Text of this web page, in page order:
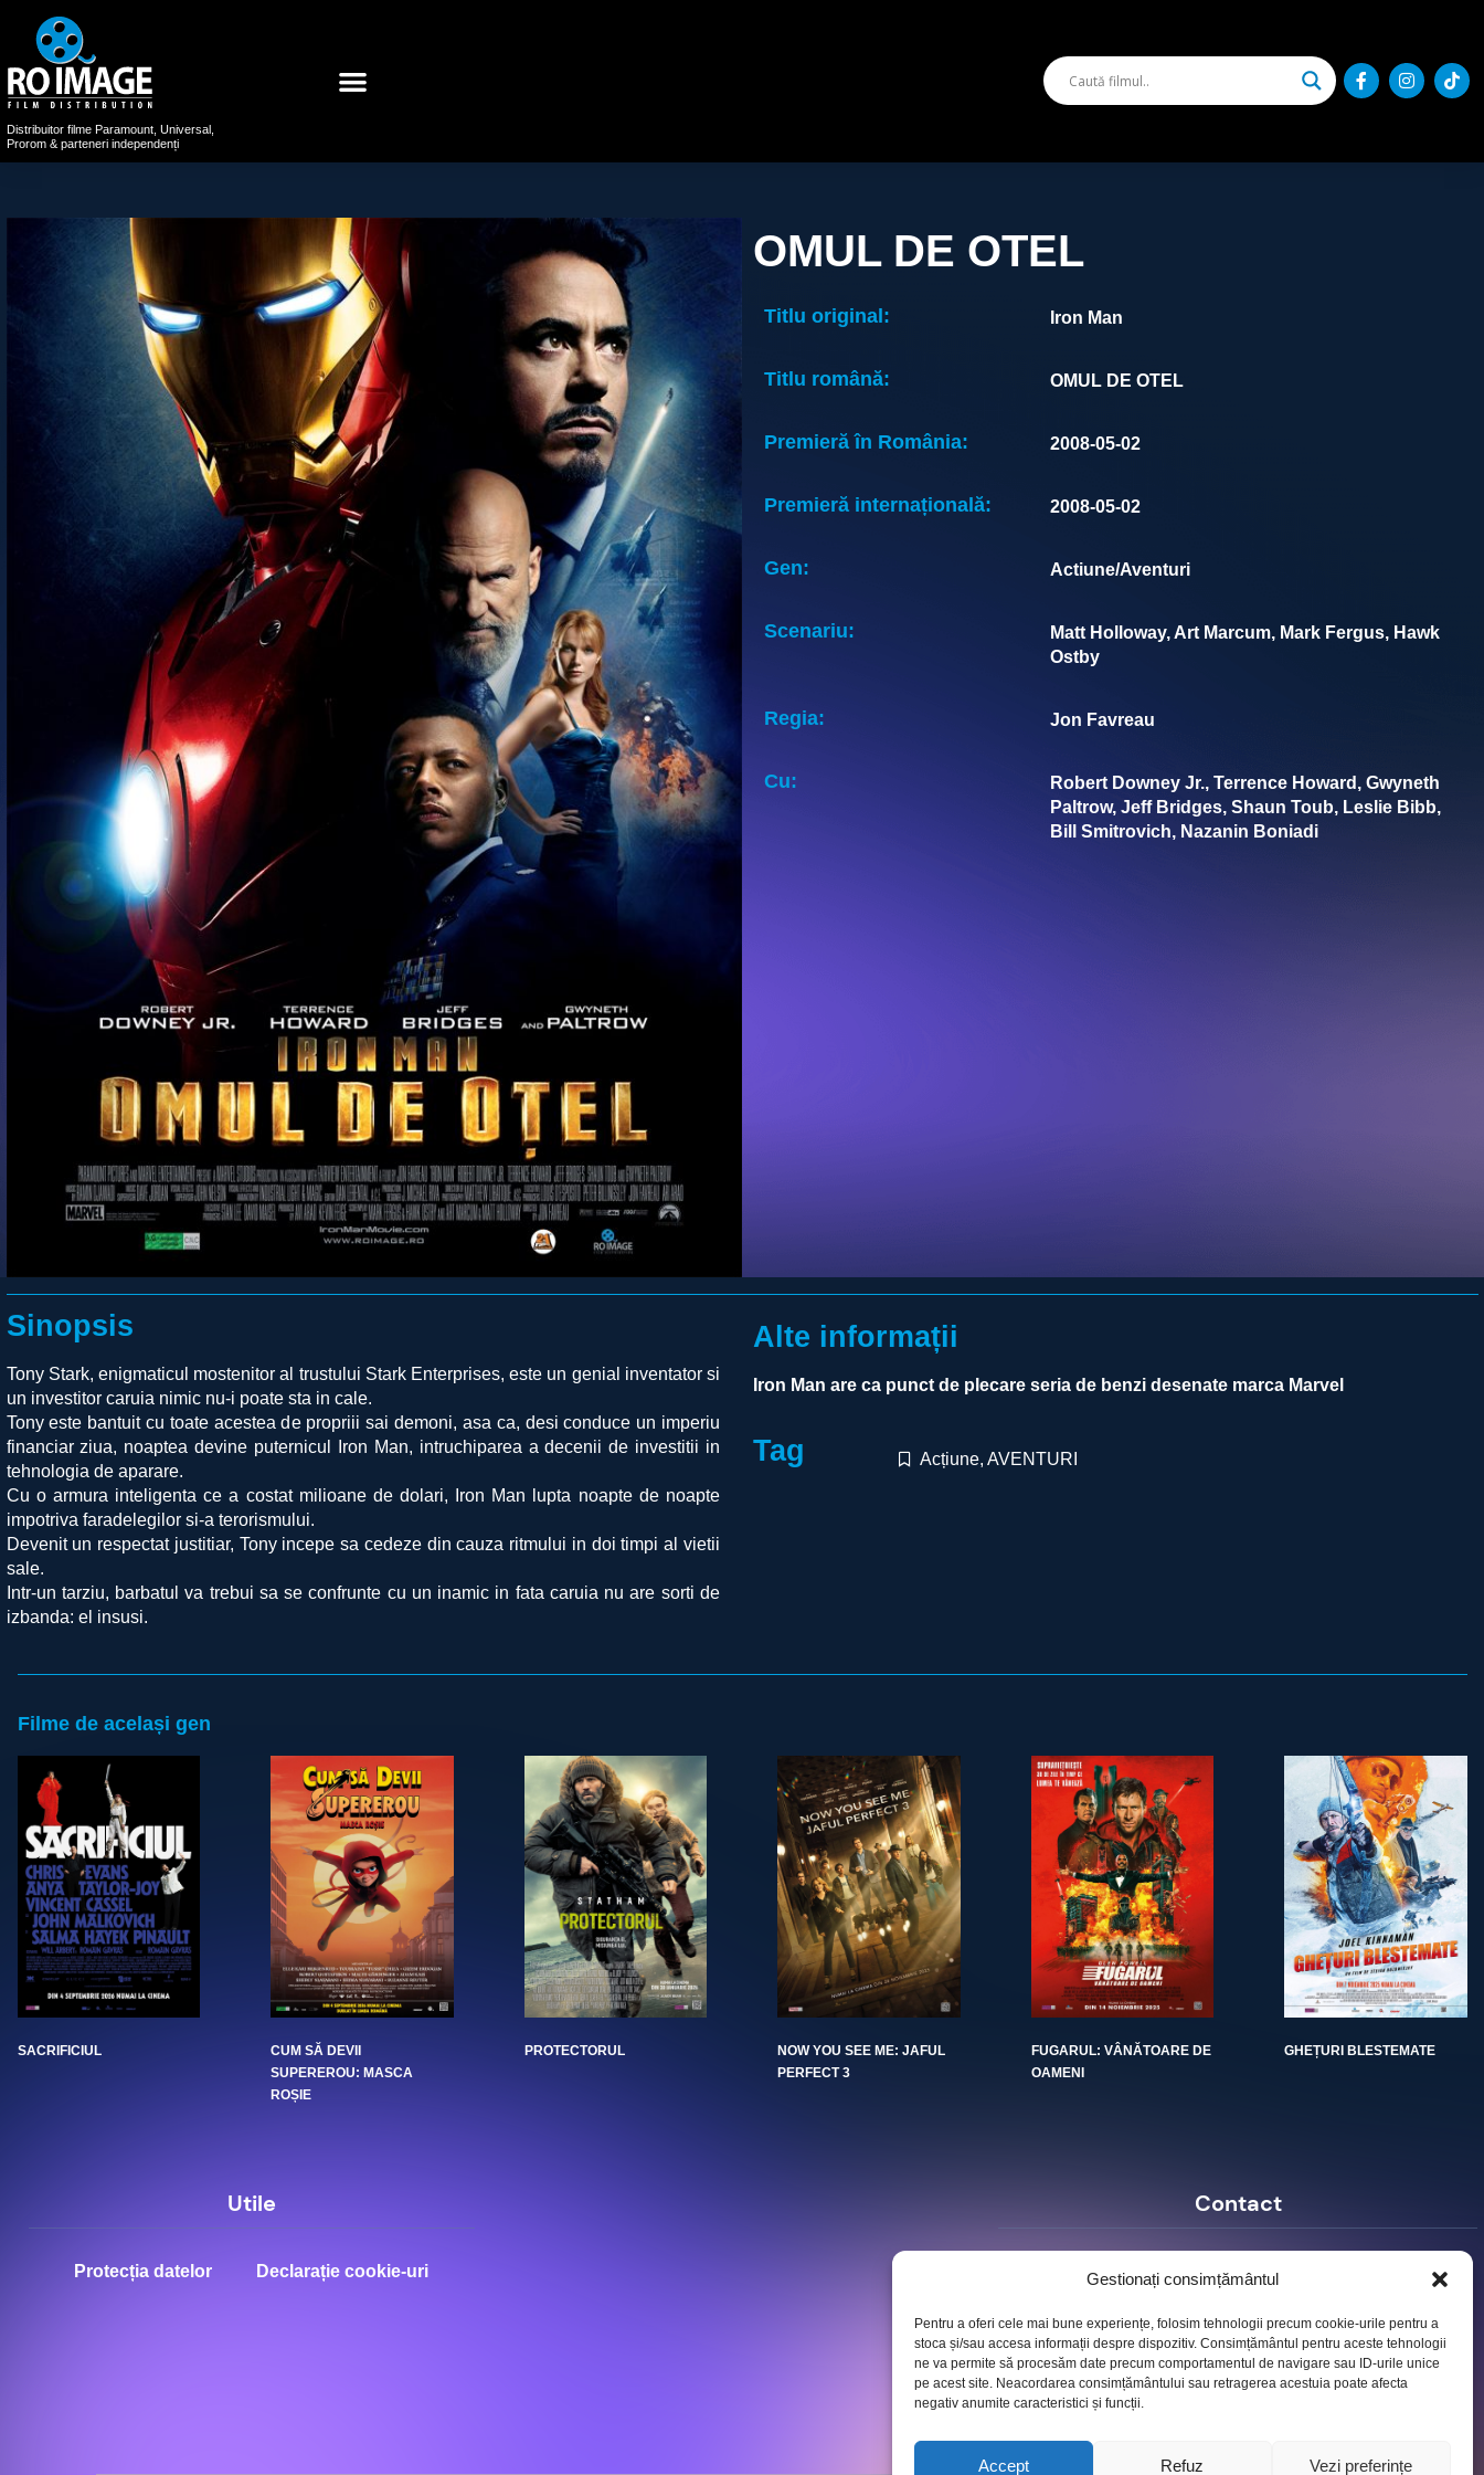
Gestionați consimțământul
Pentru a oferi cele mai bune experiențe, folosim tehnologii precum cookie-urile pentru a
stoca și/sau accesa informații despre dispozitiv. Consimțământul pentru aceste tehnologii
ne va permite să procesăm date precum comportamentul de navigare sau ID-urile unice
pe acest site. Neacordarea consimțământului sau retragerea acestuia poate afecta
negativ anumite caracteristici și funcții.
Accept Refuz Vezi preferințe
Distribuitor filme Paramount, Universal,
Prorom & parteneri independenți
OMUL DE OTEL
Titlu original: Iron Man
Titlu română: OMUL DE OTEL
Premieră în România: 2008-05-02
Premieră internațională: 2008-05-02
Gen: Actiune/Aventuri
Scenariu:
Matt Holloway, Art Marcum, Mark Fergus, Hawk
Ostby
Regia: Jon Favreau
Cu:
Robert Downey Jr., Terrence Howard, Gwyneth
Paltrow, Jeff Bridges, Shaun Toub, Leslie Bibb,
Bill Smitrovich, Nazanin Boniadi
Sinopsis
Tony Stark, enigmaticul mostenitor al trustului Stark Enterprises, este un genial inventator si
un investitor caruia nimic nu-i poate sta in cale.
Tony este bantuit cu toate acestea de propriii sai demoni, asa ca, desi conduce un imperiu
financiar ziua, noaptea devine puternicul Iron Man, intruchiparea a decenii de investitii in
tehnologia de aparare.
Cu o armura inteligenta ce a costat milioane de dolari, Iron Man lupta noapte de noapte
impotriva faradelegilor si-a terorismului.
Devenit un respectat justitiar, Tony incepe sa cedeze din cauza ritmului in doi timpi al vietii
sale.
Intr-un tarziu, barbatul va trebui sa se confrunte cu un inamic in fata caruia nu are sorti de
izbanda: el insusi.
Alte informații
Iron Man are ca punct de plecare seria de benzi desenate marca Marvel
Tag Acțiune,AVENTURI
Filme de același gen
SACRIFICIUL
CUM SĂ DEVII
SUPEREROU: MASCA
ROȘIE
PROTECTORUL
NOW YOU SEE ME: JAFUL
PERFECT 3
FUGARUL: VÂNĂTOARE DE
OAMENI
GHEȚURI BLESTEMATE
Utile
Protecția datelor Declarație cookie-uri
Contact
Strada Mihai Eminescu, nr. 142, et.7, ap. 23,
Tel:+40 (21) 250.5103, +40 (21) 250.5104
E-mail:
office@roimage.ro